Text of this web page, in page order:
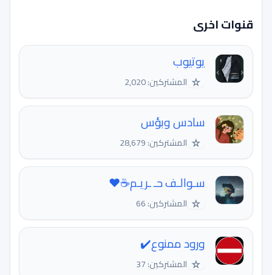
قنوات اخرى
يوتيوب
☆ المشتركين: 2,020
سادس وبؤس
☆ المشتركين: 28,679
سـوالـف حـ ـريـم☕️♥️
☆ المشتركين: 66
ورود ممنوع✔️
☆ المشتركين: 37